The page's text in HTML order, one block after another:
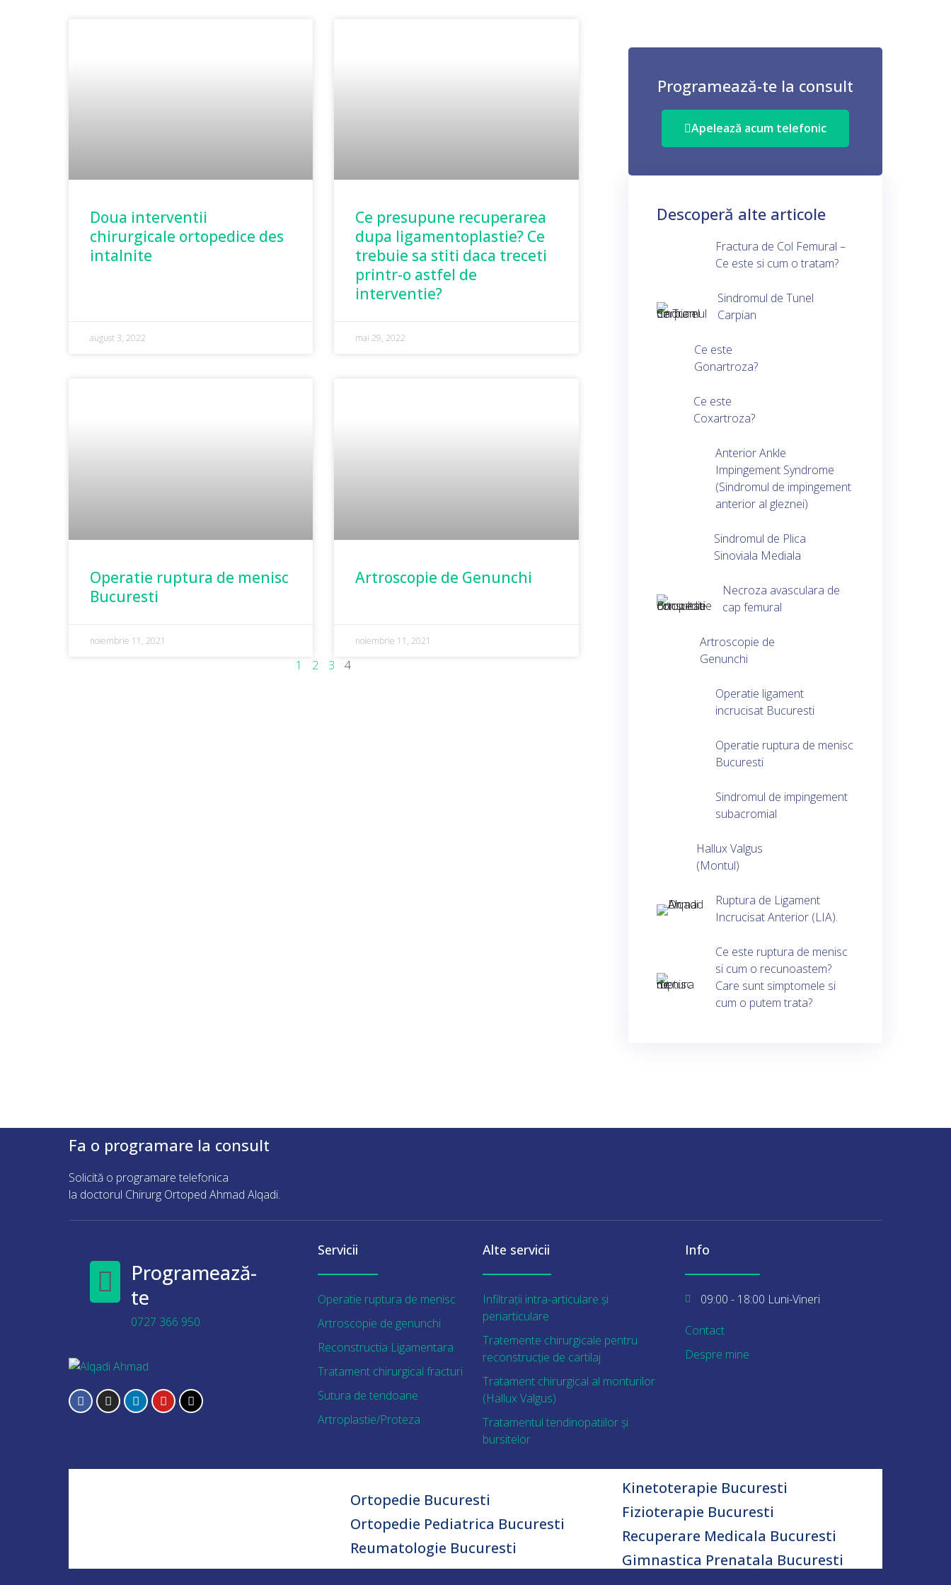
Doua interventii
chirurgicale ortopedice des
intalnite
august 3, 2022
Ce presupune recuperarea
dupa ligamentoplastie? Ce
trebuie sa stiti daca treceti
printr-o astfel de
interventie?
mai 29, 2022
Operatie ruptura de menisc
Bucuresti
noiembrie 11, 2021
Artroscopie de Genunchi
noiembrie 11, 2021
1 2 3 4
Programează-te la consult
Apelează acum telefonic
Descoperă alte articole
Fractura de Col Femural –
Ce este si cum o tratam?
Sindromul de Tunel
Carpian
Ce este
Gonartroza?
Ce este
Coxartroza?
Anterior Ankle
Impingement Syndrome
(Sindromul de impingement
anterior al gleznei)
Sindromul de Plica
Sinoviala Mediala
Necroza avasculara de
cap femural
Artroscopie de
Genunchi
Operatie ligament
incrucisat Bucuresti
Operatie ruptura de menisc
Bucuresti
Sindromul de impingement
subacromial
Hallux Valgus
(Montul)
Ruptura de Ligament
Incrucisat Anterior (LIA).
Ce este ruptura de menisc
si cum o recunoastem?
Care sunt simptomele si
cum o putem trata?
Fa o programare la consult
Solicită o programare telefonica
la doctorul Chirurg Ortoped Ahmad Alqadi.
Programează-
te
0727 366 950
Servicii
Operatie ruptura de menisc
Artroscopie de genunchi
Reconstructia Ligamentara
Tratament chirurgical fracturi
Sutura de tendoane
Artroplastie/Proteza
Alte servicii
Infiltrații intra-articulare și
periarticulare
Tratemente chirurgicale pentru
reconstrucție de cartilaj
Tratament chirurgical al monturilor
(Hallux Valgus)
Tratamentul tendinopatiilor și
bursitelor
Info
09:00 - 18:00 Luni-Vineri
Contact
Despre mine
Ortopedie Bucuresti
Ortopedie Pediatrica Bucuresti
Reumatologie Bucuresti
Kinetoterapie Bucuresti
Fizioterapie Bucuresti
Recuperare Medicala Bucuresti
Gimnastica Prenatala Bucuresti